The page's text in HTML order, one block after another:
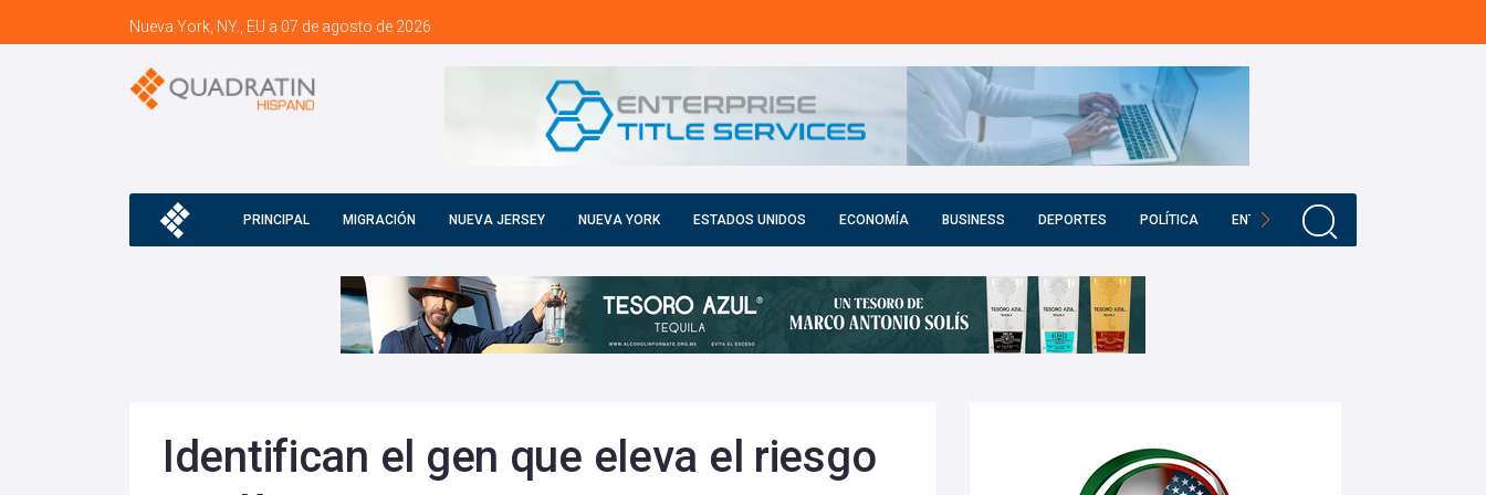
Nueva York, NY., EU a 07 de agosto de 2026
PRINCIPAL MIGRACIÓN NUEVA JERSEY NUEVA YORK ESTADOS UNIDOS ECONOMÍA BUSINESS DEPORTES POLÍTICA ENTRETENIMIENTO
Identifican el gen que eleva el riesgo